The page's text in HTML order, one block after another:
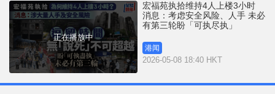
正在播放中
宏福苑执拾维持4人上楼3小时
消息：考虑安全风险、人手 未必
有第三轮盼「可执尽执」
港闻
2026-05-08 18:40 HKT